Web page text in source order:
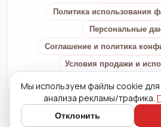
Политика использования
Персональные
Соглашение и политика
Условия продажи и
Условия доставки и
Мы используем файлы cookie
анализа рекламы/трафика.
Отклонить